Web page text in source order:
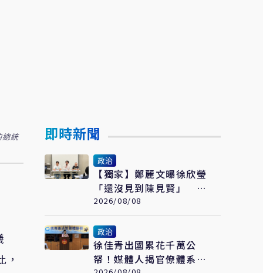
總統
即時新聞
政治
【獨家】鄭麗文曝徐欣瑩
「還沒見到陳見賢」 權
威人士揭10次接觸未果：
整合最後一哩路
2026/08/08
政治
徐佳青出國累花千萬公
帑！媒體人揭官僚體系